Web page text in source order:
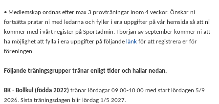
• Medlemskap ordnas efter max 3 provträningar inom 4 veckor. Önskar ni
fortsätta pratar ni med ledarna och fyller i era uppgifter på vår hemsida så att ni
kommer med i vårt register på Sportadmin. I början av september kommer ni att
ha möjlighet att fylla i era uppgifter på följande länk för att registrera er för
föreningen.
Följande träningsgrupper tränar enligt tider och hallar nedan.
BK - Bollkul (födda 2022) tränar lördagar 09:00-10:00 med start lördagen 5/9
2026. Sista träningsdagen blir lördag 1/5 2027.